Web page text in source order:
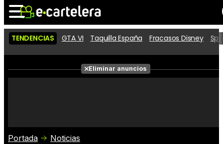
Noticias Cartelera
Películas
Críticas
TENDENCIAS GTA VI Taquilla España Fracasos Disney
Eliminar anuncios
Portada Noticias